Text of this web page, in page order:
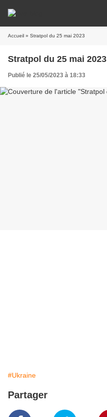
Accueil » Stratpol du 25 mai 2023
Stratpol du 25 mai 2023
Publié le 25/05/2023 à 18:33
#Ukraine
Partager